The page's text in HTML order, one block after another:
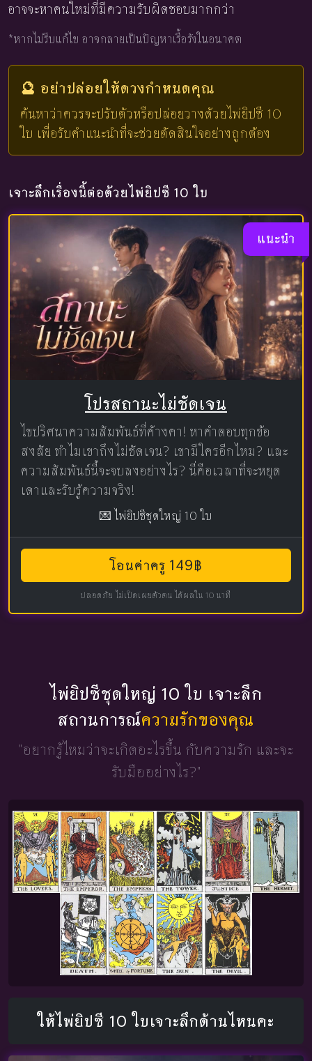
อาจจะหาคนใหม่ที่มีความรับผิดชอบมากกว่า
*หากไม่รีบแก้ไข อาจกลายเป็นปัญหาเรื้อรังในอนาคต
🔮 อย่าปล่อยให้ดวงกำหนดคุณ
ค้นหาว่าควรจะปรับตัวหรือปล่อยวางด้วยไพ่ยิปซี 10
ใบ เพื่อรับคำแนะนำที่จะช่วยตัดสินใจอย่างถูกต้อง
เจาะลึกเรื่องนี้ต่อด้วยไพ่ยิปซี 10 ใบ
แนะนำ
โปรสถานะไม่ชัดเจน
ไขปริศนาความสัมพันธ์ที่ค้างคา! หาคำตอบทุกข้อ
สงสัย ทำไมเขาถึงไม่ชัดเจน? เขามีใครอีกไหม? และ
ความสัมพันธ์นี้จะจบลงอย่างไร? นี่คือเวลาที่จะหยุด
เดาและรับรู้ความจริง!
💌 ไพ่ยิปซีชุดใหญ่ 10 ใบ
โอนค่าครู 149฿
ปลอดภัย ไม่เปิดเผยตัวตน ได้ผลใน 10 นาที
ไพ่ยิปซีชุดใหญ่ 10 ใบ เจาะลึก
สถานการณ์ความรักของคุณ
"อยากรู้ไหมว่าจะเกิดอะไรขึ้น กับความรัก และจะ
รับมืออย่างไร?"
ให้ไพ่ยิปซี 10 ใบเจาะลึกด้านไหนคะ